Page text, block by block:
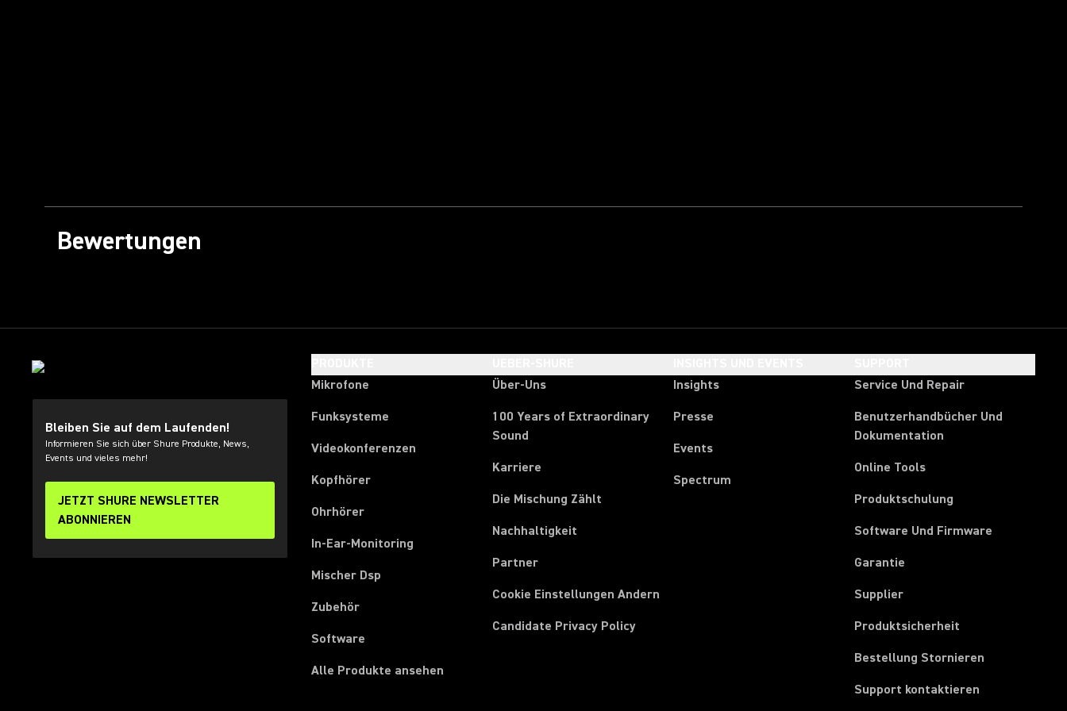
Bewertungen
Bleiben Sie auf dem Laufenden!
Informieren Sie sich über Shure Produkte, News,
Events und vieles mehr!
JETZT SHURE NEWSLETTER
ABONNIEREN
Mikrofone
Funksysteme
Videokonferenzen
Kopfhörer
Ohrhörer
In-Ear-Monitoring
Mischer Dsp
Zubehör
Software
Alle Produkte ansehen
Über-Uns
100 Years of Extraordinary
Sound
Karriere
Die Mischung Zählt
Nachhaltigkeit
Partner
Cookie Einstellungen Andern
Candidate Privacy Policy
Insights
Presse
Events
Spectrum
Service Und Repair
Benutzerhandbücher Und
Dokumentation
Online Tools
Produktschulung
Software Und Firmware
Garantie
Supplier(Opens in a new tab)
Produktsicherheit
Bestellung Stornieren
Support kontaktieren